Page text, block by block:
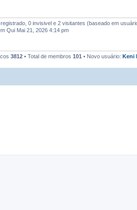
0 invisivel e 2 visitantes (baseado em
Qui Mai 21, 2026 4:14 pm
3812 • Total de membros 101 • Novo usuário: Keni